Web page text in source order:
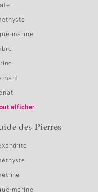
marine
afficher
des Pierres
marine